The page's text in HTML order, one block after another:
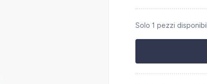
Solo 1 pezzi